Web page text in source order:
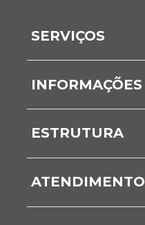
SERVIÇOS
Carta de Serviços
Serviços Online
Nota Fiscal
INFORMAÇÕES
Notícias
Comunicados
ESTRUTURA
Secretarias
Unidades
ATENDIMENTO